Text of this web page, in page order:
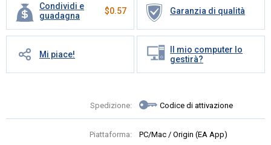
Condividi e
guadagna
$0.57 Garanzia di qualità
Mi piace!
Il mio computer lo
gestirà?
Spedizione: Codice di attivazione
Piattaforma: PC/Mac / Origin (EA App)